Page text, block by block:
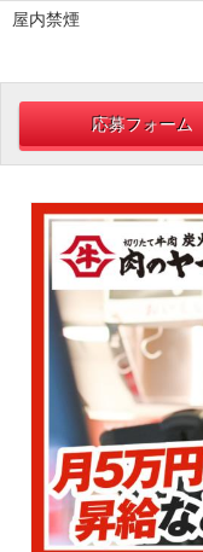
屋内禁煙
応募フォーム